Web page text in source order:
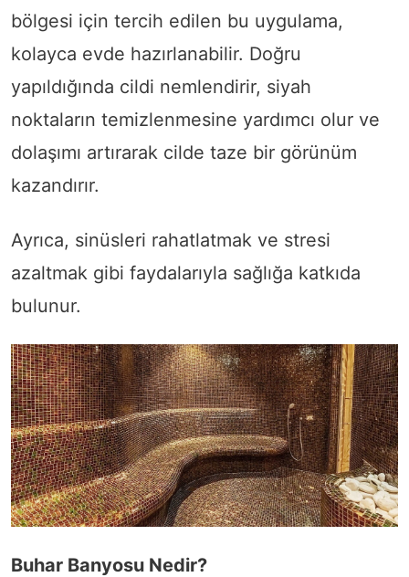
bölgesi için tercih edilen bu uygulama,
kolayca evde hazırlanabilir. Doğru
yapıldığında cildi nemlendirir, siyah
noktaların temizlenmesine yardımcı olur ve
dolaşımı artırarak cilde taze bir görünüm
kazandırır.
Ayrıca, sinüsleri rahatlatmak ve stresi
azaltmak gibi faydalarıyla sağlığa katkıda
bulunur.
Buhar Banyosu Nedir?